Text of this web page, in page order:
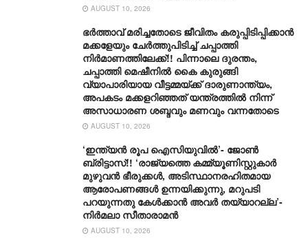
AUGUST 10, 2026
ഭർത്താവ് മരിച്ചതോടെ ജീവിതം കരുപ്പിടിപ്പിക്കാൻ
മക്കളേയും ചേർത്തുപിടിച്ച് ചപ്പാത്തി
നിർമാണത്തിലേക്ക്!! പിന്നാലെ ദുരന്തം,
ചപ്പാത്തി മെഷീനിൽ കൈ കുരുങ്ങി
വ്യാപാരിയായ വീട്ടമ്മയ്ക്ക് ദാരുണാന്ത്യം,
അപകടം മക്കളറിഞ്ഞത് യന്ത്രത്തിൽ നിന്ന്
അസാധാരണ ശബ്ദവും മണവും വന്നതോടെ
AUGUST 10, 2026
‘ഇന്ത്യൻ രൂപ ഐസിയുവിൽ’- ജോൺ
ബ്രിട്ടാസ്!! ‘രാജ്യത്തെ കമ്മ്യൂണിസ്റ്റുകാർ
മുഴുവൻ ഭീരുക്കൾ, അടിസ്ഥാനരഹിതമായ
ആരോപണങ്ങൾ ഉന്നയിക്കുന്നു, മറുപടി
പറയുന്നതു കേൾക്കാൻ അവർ തയ്യാറല്ല’-
നിർമലാ സീതാരാമൻ
AUGUST 10, 2026